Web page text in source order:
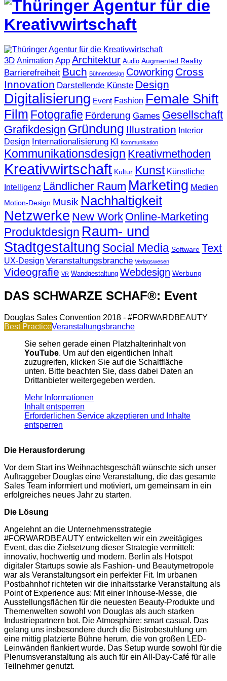
3D Animation App Architektur Audio Augmented Reality
Barrierefreiheit Buch Bühnendesign Coworking Cross
Innovation Darstellende Künste Design
Digitalisierung Event Fashion Female Shift
Film Fotografie Förderung Games Gesellschaft
Grafikdesign Gründung Illustration Interior
Design Internationalisierung KI Kommunikation
Kommunikationsdesign Kreativmethoden
Kreativwirtschaft Kultur Kunst Künstliche
Intelligenz Ländlicher Raum Marketing Medien
Motion-Design Musik Nachhaltigkeit
Netzwerke New Work Online-Marketing
Produktdesign Raum- und
Stadtgestaltung Social Media Software Text
UX-Design Veranstaltungsbranche Verlagswesen
Videografie VR Wandgestaltung Webdesign Werbung
DAS SCHWARZE SCHAF®: Event
Douglas Sales Convention 2018 - #FORWARDBEAUTY
Best PracticeVeranstaltungsbranche
Sie sehen gerade einen Platzhalterinhalt von
YouTube. Um auf den eigentlichen Inhalt
zuzugreifen, klicken Sie auf die Schaltfläche
unten. Bitte beachten Sie, dass dabei Daten an
Drittanbieter weitergegeben werden.
Mehr Informationen
Inhalt entsperren
Erforderlichen Service akzeptieren und Inhalte
entsperren
Die Herausforderung
Vor dem Start ins Weihnachtsgeschäft wünschte sich unser
Auftraggeber Douglas eine Veranstaltung, die das gesamte
Sales Team informiert und motiviert, um gemeinsam in ein
erfolgreiches neues Jahr zu starten.
Die Lösung
Angelehnt an die Unternehmensstrategie
#FORWARDBEAUTY entwickelten wir ein zweitägiges
Event, das die Zielsetzung dieser Strategie vermittelt:
innovativ, hochwertig und modern. Berlin als Hotspot
digitaler Startups sowie als Fashion- und Beautymetropole
war als Veranstaltungsort ein perfekter Fit. Im urbanen
Postbahnhof richteten wir die inhaltsstarke Veranstaltung als
Point of Experience aus: Mit einer Inhouse-Messe, die
Ausstellungsflächen für die neuesten Beauty-Produkte und
Themenwelten sowohl von Douglas als auch starken
Industriepartnern bot. Die Atmosphäre: smart casual. Das
gelang uns insbesondere durch die Bistrobestuhlung um
eine mittig platzierte Bühne herum, die von großen LED-
Leinwänden flankiert wurde. Das Setup wurde sowohl für die
Plenumsveranstaltung als auch für ein All-Day-Café für alle
Teilnehmer genutzt.